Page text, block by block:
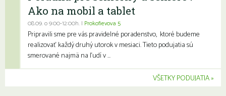
Ako na mobil a tablet
08.09. o 9:00-12:00h. | Prokofievova 5
Pripravili sme pre vás pravidelné poradenstvo, ktoré budeme
realizovať každý druhý utorok v mesiaci. Tieto podujatia sú
smerované najmä na ľudí v ...
VŠETKY PODUJATIA